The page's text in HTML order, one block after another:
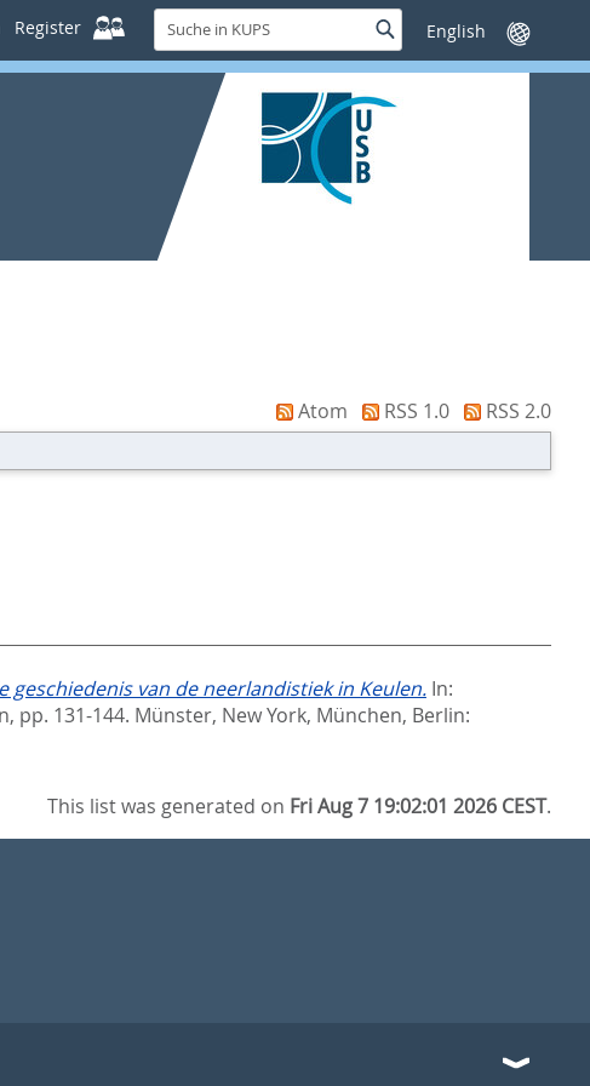
Register
Suche
in
KUPS
SucheSprache
wechseln
Atom RSS 1.0
RSS 2.0
van de neerlandistiek in Keulen. In:
pp. 131-144. Münster, New York, München, Berlin:
This list was generated on Fri Aug 7 19:02:01 2026 CEST.